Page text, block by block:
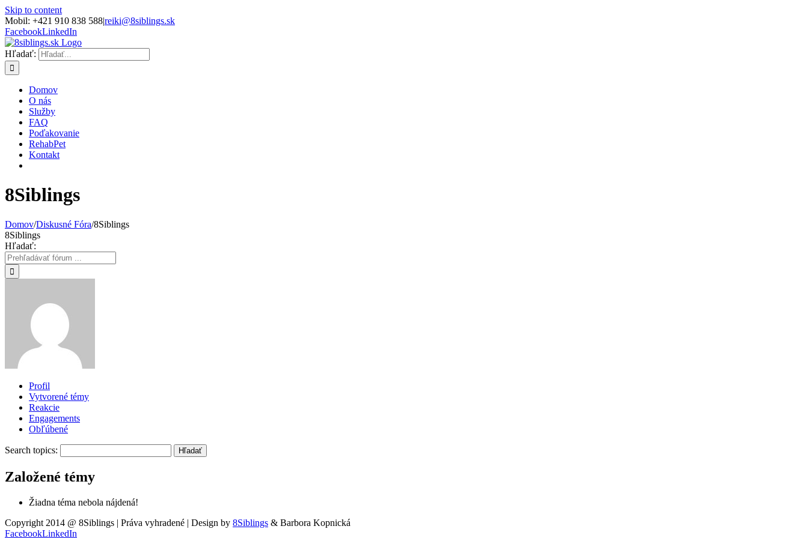
Skip to content
Mobil: +421 910 838 588|reiki@8siblings.sk
FacebookLinkedIn
Hľadať:
Domov
O nás
Služby
FAQ
Poďakovanie
RehabPet
Kontakt
8Siblings
Domov/Diskusné Fóra/8Siblings
8Siblings
Hľadať:
Profil
Vytvorené témy
Reakcie
Engagements
Obľúbené
Search topics:
Založené témy
Žiadna téma nebola nájdená!
Copyright 2014 @ 8Siblings | Práva vyhradené | Design by 8Siblings & Barbora Kopnická
FacebookLinkedIn